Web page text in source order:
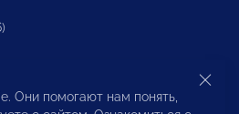
предпринимателей и
Они помогают нам понять,